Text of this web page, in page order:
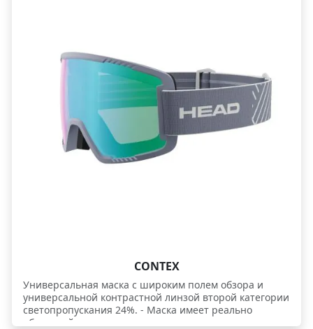
CONTEX
Универсальная маска с широким полем обзора и
универсальной контрастной линзой второй категории
светопропускания 24%. - Маска имеет реально
обширнейшую зону визуального контроля, а также